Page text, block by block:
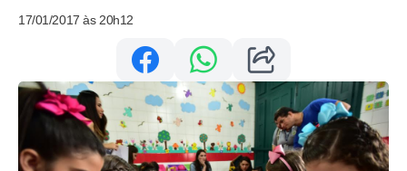
17/01/2017 às 20h12